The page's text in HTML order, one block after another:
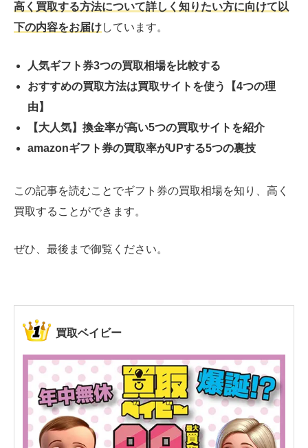
高く買取する方法について詳しく知りたい方に向けて以
下の内容をお届けしています。
人気ギフト券3つの買取相場を比較する
おすすめの買取方法は買取サイトを使う【4つの理
由】
【大人気】換金率が高い5つの買取サイトを紹介
amazonギフト券の買取率がUPする5つの裏技
この記事を読むことでギフト券の買取相場を知り、高く
買取することができます。
ぜひ、最後まで御覧ください。
買取ベイビー